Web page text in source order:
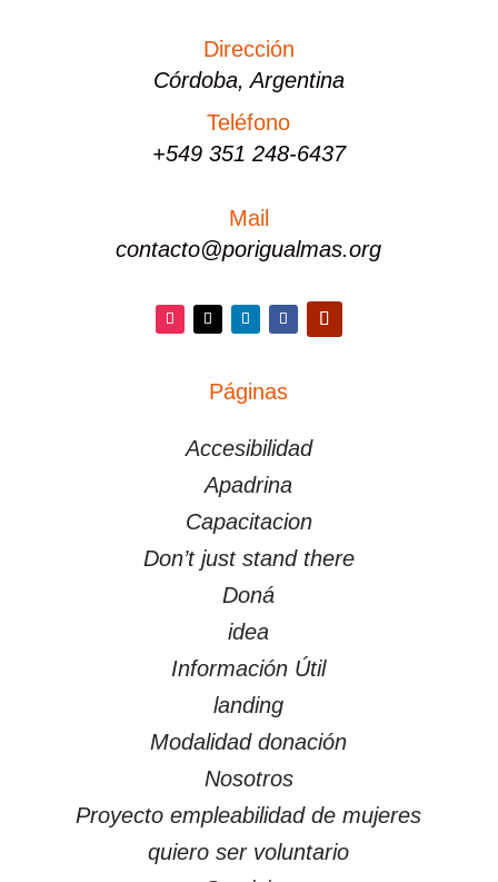
Dirección
Córdoba, Argentina
Teléfono
+549 351 248-6437
Mail
contacto@porigualmas.org
Facebook
Páginas
Accesibilidad
Apadrina
Capacitacion
Don’t just stand there
Doná
idea
Información Útil
landing
Modalidad donación
Nosotros
Proyecto empleabilidad de mujeres
quiero ser voluntario